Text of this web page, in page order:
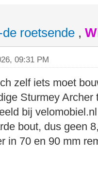
roetsende ,
09:31 PM
zelf iets moet
Sturmey
bij
bout, dus geen
in 70 en 90 mm